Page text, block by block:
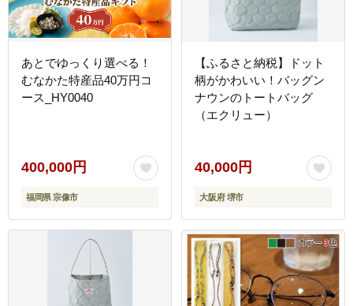
あとでゆっくり選べる！
むなかた特産品40万円コ
ース_HY0040
400,000円
福岡県 宗像市
【ふるさと納税】ドット
柄がかわいい！バッグン
ナウンのトートバッグ
（エクリュー）
40,000円
大阪府 堺市